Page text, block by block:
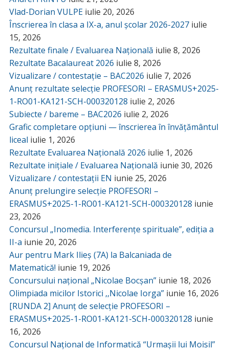
Vlad-Dorian VULPE iulie 20, 2026
Înscrierea în clasa a IX-a, anul școlar 2026-2027 iulie
15, 2026
Rezultate finale / Evaluarea Națională iulie 8, 2026
Rezultate Bacalaureat 2026 iulie 8, 2026
Vizualizare / contestație – BAC2026 iulie 7, 2026
Anunț rezultate selecție PROFESORI – ERASMUS+2025-
1-RO01-KA121-SCH-000320128 iulie 2, 2026
Subiecte / bareme – BAC2026 iulie 2, 2026
Grafic completare opțiuni — înscrierea în învățământul
liceal iulie 1, 2026
Rezultate Evaluarea Națională 2026 iulie 1, 2026
Rezultate inițiale / Evaluarea Națională iunie 30, 2026
Vizualizare / contestații EN iunie 25, 2026
Anunț prelungire selecție PROFESORI –
ERASMUS+2025-1-RO01-KA121-SCH-000320128 iunie
23, 2026
Concursul „Inomedia. Interferențe spirituale”, ediția a
II-a iunie 20, 2026
Aur pentru Mark Ilieș (7A) la Balcaniada de
Matematică! iunie 19, 2026
Concursului național „Nicolae Bocșan” iunie 18, 2026
Olimpiada micilor Istorici ,,Nicolae Iorga” iunie 16, 2026
[RUNDA 2] Anunț de selecție PROFESORI –
ERASMUS+2025-1-RO01-KA121-SCH-000320128 iunie
16, 2026
Concursul Național de Informatică “Urmașii lui Moisil”